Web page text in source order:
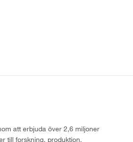
att erbjuda över 2,6 miljoner
till forskning, produktion,